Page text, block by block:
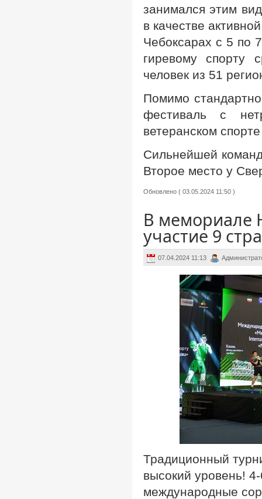
занимался этим
в качестве
Чебоксарах с 5 по
гиревому спорту
человек из 51
Помимо
фестиваль с
ветеранском
Сильнейшей
Второе место у
Обновлено ( 03.05.2024 11:50 )
В мемориале
участие 9
07.04.2024 11:13
Традиционный
высокий уровень!
международные